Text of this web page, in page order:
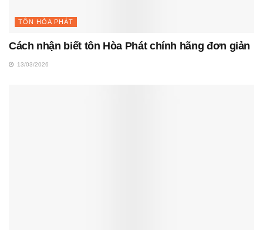
TÔN HÒA PHÁT
Cách nhận biết tôn Hòa Phát chính hãng đơn giản
13/03/2026